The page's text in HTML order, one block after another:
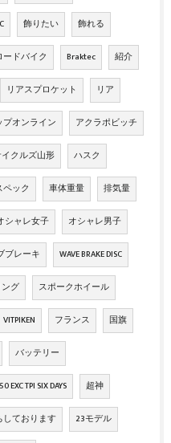
飾りたい 飾れる
ードバイク Braktec 紹介
リアスプロケット リア
プオンライン アクラポビッチ
クルズ山形 ハスク
ペック 車体重量 排気量
シャレ女子 オシャレ男子
ブレーキ WAVE BRAKE DISC
グ スポークホイール
VITPIKEN フランス 国旗
バッテリー
EXC TPI SIX DAYS 超神
しております 23モデル